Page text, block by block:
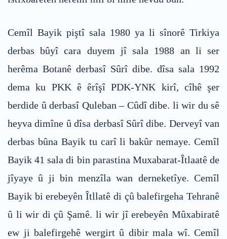
Cemîl Bayik piştî sala 1980 ya li sînorê Tirkiya
derbas bûyî cara duyem jî sala 1988 an li ser
herêma Botanê derbasî Sûrî dibe. dîsa sala 1992
dema ku PKK ê êrîşî PDK-YNK kirî, cîhê şer
berdide û derbasî Quleban – Cûdî dibe. li wir du sê
heyva dimîne û dîsa derbasî Sûrî dibe. Derveyî van
derbas bûna Bayik tu carî li bakûr nemaye. Cemîl
Bayik 41 sala di bin parastina Muxabarat-Îtlaatê de
jîyaye û ji bin menzîla wan derneketîye. Cemîl
Bayik bi erebeyên Îtllatê di çû balefirgeha Tehranê
û li wir di çû Şamê. li wir jî erebeyên Mûxabiratê
ew ji balefirgehê wergirt û dibir mala wî. Cemîl